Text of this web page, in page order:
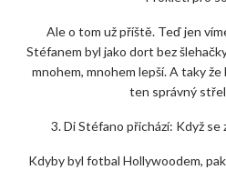
Ale o tom už příště. Teď jen
Stéfanem byl jako dort bez
mnohem, mnohem lepší. A taky
ten správný
3. Di Stéfano přichází: Když se
Kdyby byl fotbal Hollywoodem,